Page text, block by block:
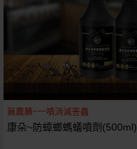
無農藥~一噴消滅害蟲
康朵~防蟑螂螞蟻噴劑(500ml)